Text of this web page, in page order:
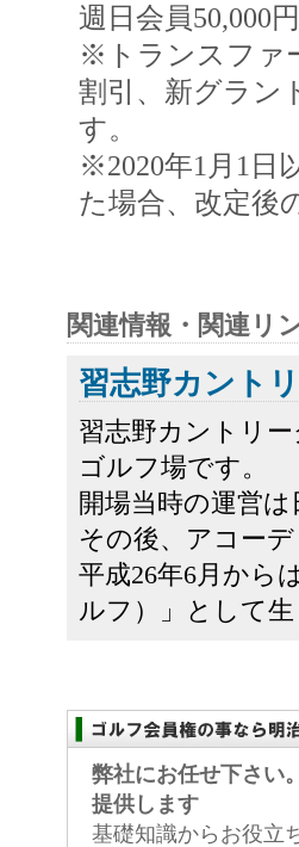
週日会員50,000
※トランスファ
割引、新グラン
す。
※2020年1月1日
た場合、改定後
関連情報・関連リ
習志野カント
習志野カントリ
ゴルフ場です。
開場当時の運営
その後、アコー
平成26年6月から
ルフ）」として
弊社にお任せ下さい
提供します
基礎知識からお役立